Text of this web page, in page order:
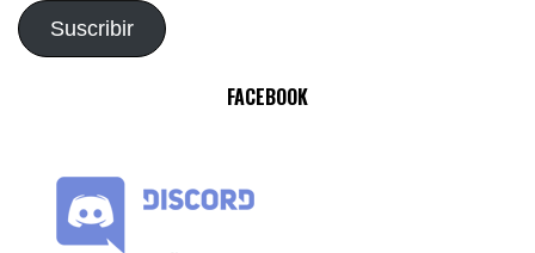
electrónico
Suscribir
FACEBOOK